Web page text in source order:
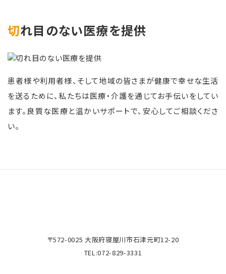
切れ目のない医療を提供
患者様や利用者様、そして地域の皆さまが健康で幸せな生活
を送るために、私たちは医療・介護を通じてお手伝いをしてい
ます。良質な医療と温かいサポートで、安心してご相談くださ
い。
〒572-0025 大阪府寝屋川市石津元町12-20
TEL:072-829-3331